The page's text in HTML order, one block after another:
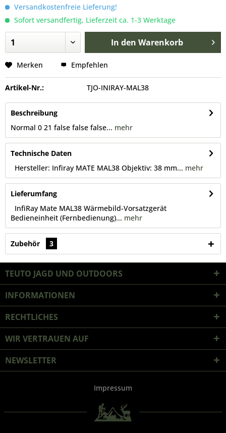
Versandkostenfreie Lieferung!
Sofort versandfertig, Lieferzeit ca. 1-3 Werktage
In den Warenkorb
Merken Empfehlen
Artikel-Nr.: TJO-INIRAY-MAL38
Beschreibung
Normal 0 21 false false false... mehr
Technische Daten
Hersteller: Infiray MATE MAL38 Objektiv: 38 mm... mehr
Lieferumfang
InfiRay Mate MAL38 Wärmebild-Vorsatzgerät
Bedieneinheit (Fernbedienung)... mehr
Zubehör 3
TEUTO JAGD UND OUTDOORS
INFORMATIONEN
RECHTLICHES
WIR VERTRAUEN AUF
NEWSLETTER
Impressum